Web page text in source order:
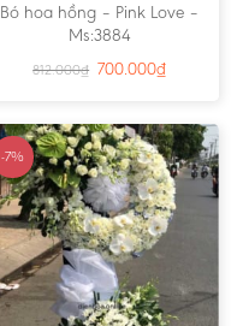
Bó hoa hồng – Pink Love –
Ms:3884
812.000₫ 700.000₫
-7%